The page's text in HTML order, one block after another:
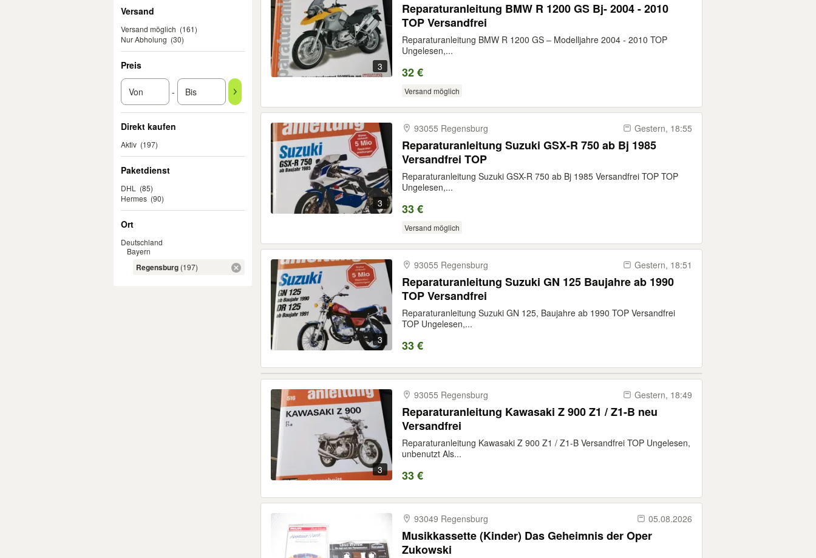
Versand
Versand möglich (161)
Nur Abholung (30)
Preis
-
Direkt kaufen
Aktiv (197)
Paketdienst
DHL
(85)
Hermes (90)
Ort
Deutschland
Bayern
Regensburg (197)
3
Reparaturanleitung BMW R 1200 GS Bj- 2004 - 2010
TOP Versandfrei
Reparaturanleitung BMW R 1200 GS – Modelljahre 2004 - 2010 TOP
Ungelesen,...
32 €
Versand möglich
3
93055 Regensburg Gestern, 18:55
Reparaturanleitung Suzuki GSX-R 750 ab Bj 1985
Versandfrei TOP
Reparaturanleitung Suzuki GSX-R 750 ab Bj 1985 Versandfrei TOP TOP
Ungelesen,...
33 €
Versand möglich
3
93055 Regensburg Gestern, 18:51
Reparaturanleitung Suzuki GN 125 Baujahre ab 1990
TOP Versandfrei
Reparaturanleitung Suzuki GN 125, Baujahre ab 1990 TOP Versandfrei
TOP Ungelesen,...
33 €
3
93055 Regensburg Gestern, 18:49
Reparaturanleitung Kawasaki Z 900 Z1 / Z1-B neu
Versandfrei
Reparaturanleitung Kawasaki Z 900 Z1 / Z1-B Versandfrei TOP Ungelesen,
unbenutzt Als...
33 €
93049 Regensburg 05.08.2026
Musikkassette (Kinder) Das Geheimnis der Oper
Zukowski